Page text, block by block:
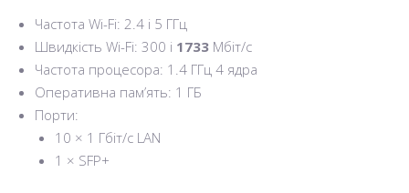
Частота Wi-Fi: 2.4 і 5 ГГц
Швидкість Wi-Fi: 300 і 1733Мбіт/с
Частота процесора: 1.4 ГГц 4 ядра
Оперативна пам’ять: 1 ГБ
Порти:
10 × 1 Гбіт/с LAN
1 × SFP+